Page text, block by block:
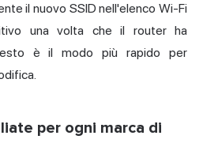
il nuovo SSID nell'elenco Wi-Fi
una volta che il router ha
è il modo più rapido per
per ogni marca di